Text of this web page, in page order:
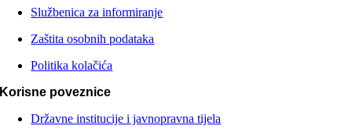
Službenica za informiranje
Zaštita osobnih podataka
Politika kolačića
Korisne poveznice
Državne institucije i javnopravna tijela